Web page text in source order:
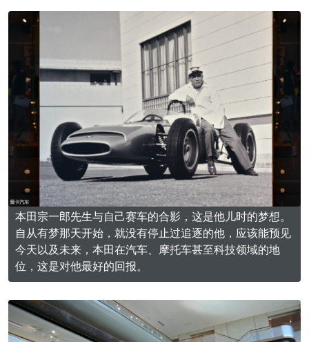
本田宗一郎先生与自己赛车的合影，这是他儿时的梦想。
自从有梦那天开始，就没有停止过追逐的他，应该能预见
今天以及未来，本田在汽车、摩托车甚至科技领域的地
位，这是对他最好的回报。